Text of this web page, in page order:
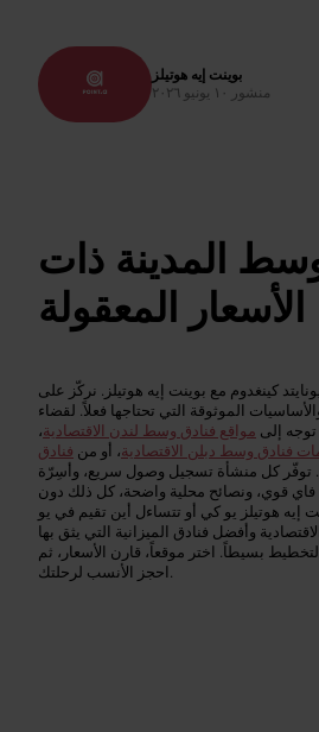
بوينت إيه هوتيلز
منشور ١٠ يونيو ٢٠٢٦
المدينة ذات
الأسعار المعقولة
كينغدوم مع بوينت إيه هوتيلز. نركّز على
الموثوقة التي تحتاجها فعلاً. لقضاء
إلى مواقع فنادق وسط لندن الاقتصادية،
فنادق وسط دبلن الاقتصادية، أو من فنادق
. توفّر كل منشأة تسجيل وصول سريع، وأسِرّة
قوي، ونصائح محلية واضحة، كل ذلك دون
إيه هوتيلز يو كي أو تتساءل أين تقيم في يو
وأفضل فنادق الميزانية التي يثق بها
بسيطاً. اختر موقعاً، قارن الأسعار، ثم
احجز الأنسب لرحلتك.